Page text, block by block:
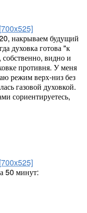
[700x525]
накрываем будущий
духовка готова "к
видно и
противня. У меня
режим верх-низ без
газовой духовкой.
сориентируетесь,
[700x525]
50 минут: